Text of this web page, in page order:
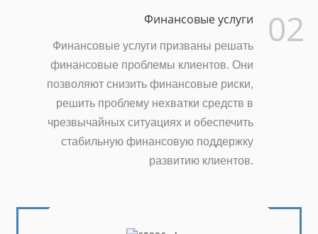
02
Финансовые услуги
Финансовые услуги призваны решать
финансовые проблемы клиентов. Они
позволяют снизить финансовые риски,
решить проблему нехватки средств в
чрезвычайных ситуациях и обеспечить
стабильную финансовую поддержку
развитию клиентов.